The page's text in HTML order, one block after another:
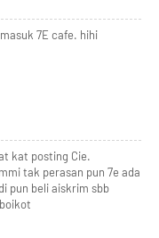
7E cafe. hihi
kat posting Cie.
tak perasan pun 7e ada
pun beli aiskrim sbb